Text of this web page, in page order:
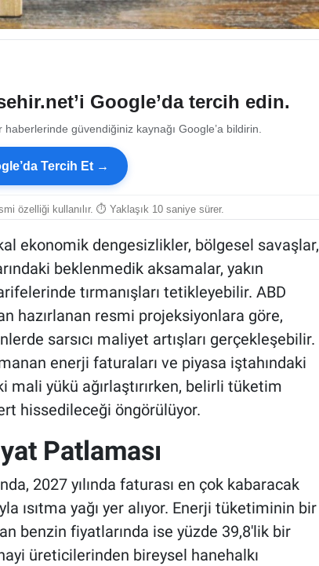
Google’da tercih edin.
haberlerinde güvendiğiniz kaynağı Google’a bildirin.
Tercih Et →
özelliği kullanılır. ⏱ Yaklaşık 10 saniye sürer.
ekonomik dengesizlikler, bölgesel savaşlar,
beklenmedik aksamalar, yakın
tırmanışları tetikleyebilir. ABD
hazırlanan resmi projeksiyonlara göre,
sarsıcı maliyet artışları gerçekleşebilir.
enerji faturaları ve piyasa iştahındaki
mali yükü ağırlaştırırken, belirli tüketim
hissedileceği öngörülüyor.
Patlaması
2027 yılında faturası en çok kabaracak
ısıtma yağı yer alıyor. Enerji tüketiminin bir
benzin fiyatlarında ise yüzde 39,8'lik bir
üreticilerinden bireysel hanehalkı